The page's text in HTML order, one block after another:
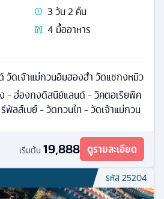
3วัน2 คืน
4 มื้ออาหาร
ดเจ้าแม่กวนอิมฮองฮำ วัดแชกงหมิว
- ฮ่องกงดิสนีย์แลนด์ - วิคตอเรียพีค
ลส์เบย์ - วัดกวนไท - วัดเจ้าแม่กวน
เริ่มต้น 19,888 ดูรายละเอียด
รหัส25204